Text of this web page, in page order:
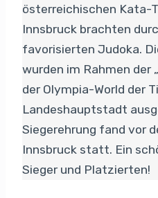
österreichischen Kata-
Innsbruck brachten
favorisierten Judoka.
wurden im Rahmen der
der Olympia-World der
Landeshauptstadt
Siegerehrung fand vor
Innsbruck statt. Ein
Sieger und Platzierten!